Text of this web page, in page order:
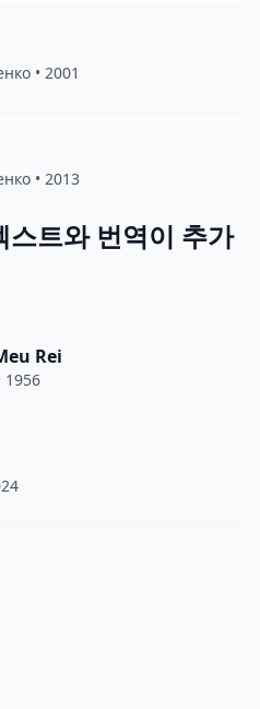
• 2001
• 2013
트와 번역이 추가
Rei
1956